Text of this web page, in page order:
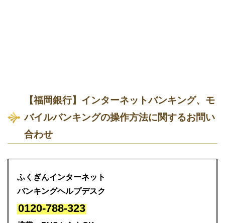
【福岡銀行】インターネットバンキング、モ
バイルバンキングの操作方法に関するお問い
合わせ
ふくぎんインターネット
バンキングヘルプデスク
0120-788-323